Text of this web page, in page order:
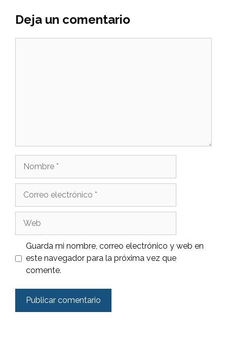
Deja un comentario
Guarda mi nombre, correo electrónico y web en
este navegador para la próxima vez que
comente.